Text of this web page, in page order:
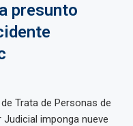
presunto
Trata de Personas de
imponga nueve